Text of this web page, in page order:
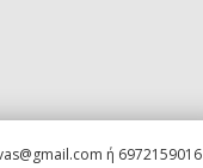
ή 6972159016